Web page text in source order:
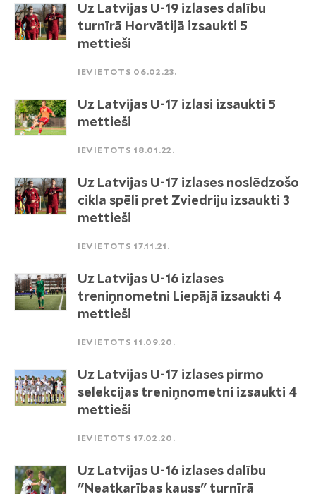
Uz Latvijas U-19 izlases dalību
turnīrā Horvātijā izsaukti 5
mettieši
IEVIETOTS 06.02.23.
Uz Latvijas U-17 izlasi izsaukti 5
mettieši
IEVIETOTS 18.01.22.
Uz Latvijas U-17 izlases noslēdzošo
cikla spēli pret Zviedriju izsaukti 3
mettieši
IEVIETOTS 17.11.21.
Uz Latvijas U-16 izlases
treniņnometni Liepājā izsaukti 4
mettieši
IEVIETOTS 11.09.20.
Uz Latvijas U-17 izlases pirmo
selekcijas treniņnometni izsaukti 4
mettieši
IEVIETOTS 17.02.20.
Uz Latvijas U-16 izlases dalību
"Neatkarības kauss" turnīrā